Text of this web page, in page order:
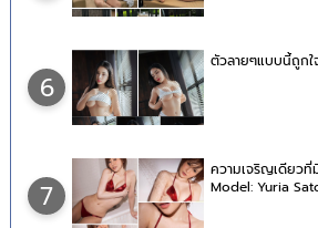
6
ตัวลายๆแบบนี้ถูกใ
7
ความเจริญเดียว
Model: Yuria